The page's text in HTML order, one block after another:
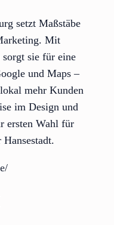
setzt Maßstäbe
Mit
sorgt sie für eine
und Maps –
mehr Kunden
im Design und
ersten Wahl für